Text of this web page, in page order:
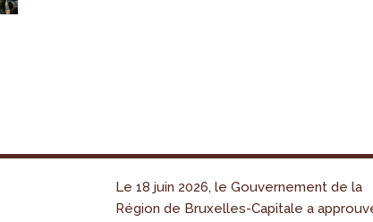
Le 18 juin 2026, le Gouvernement de la
Région de Bruxelles-Capitale a